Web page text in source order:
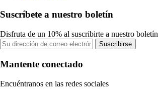
Suscríbete a nuestro boletín
Disfruta de un 10% al suscribirte a nuestro boletín
Suscribirse
Mantente conectado
Encuéntranos en las redes sociales